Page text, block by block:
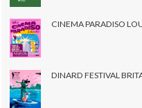
CINEMA PARADISO
DINARD FESTIVAL